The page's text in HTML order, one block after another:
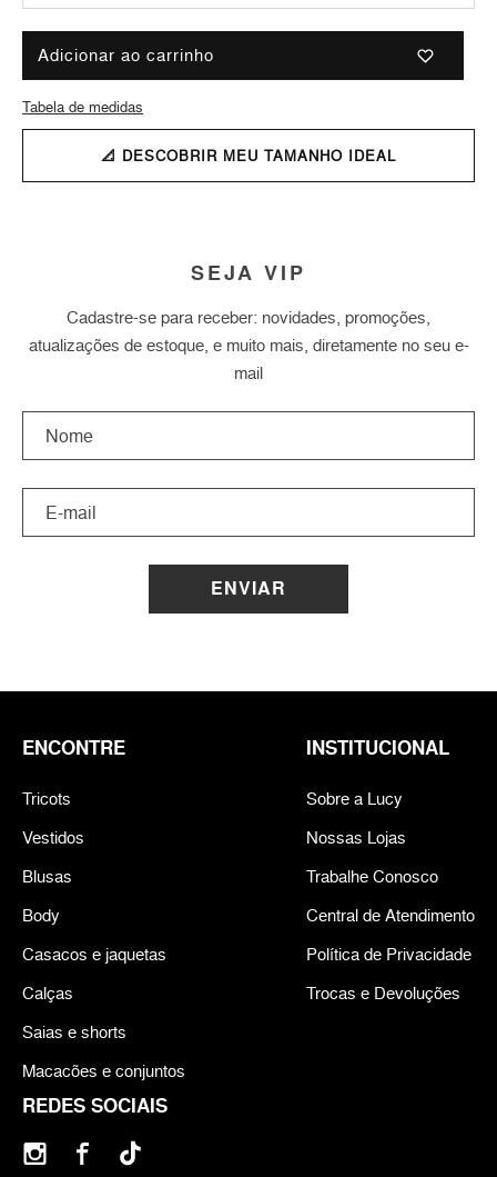
Adicionar ao carrinho
Tabela de medidas
📐 DESCOBRIR MEU TAMANHO IDEAL
SEJA VIP
Cadastre-se para receber: novidades, promoções,
atualizações de estoque, e muito mais, diretamente no seu e-
mail
ENVIAR
REDES SOCIAIS
ENCONTRE
Tricots
Vestidos
Blusas
Body
Casacos e jaquetas
Calças
Saias e shorts
Macacões e conjuntos
INSTITUCIONAL
Sobre a Lucy
Nossas Lojas
Trabalhe Conosco
Central de Atendimento
Política de Privacidade
Trocas e Devoluções